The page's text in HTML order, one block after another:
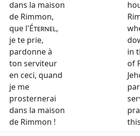
dans la maison
de Rimmon,
que l'Éternel,
je te prie,
pardonne à
ton serviteur
en ceci, quand
je me
prosternerai
dans la maison
de Rimmon !
in
of